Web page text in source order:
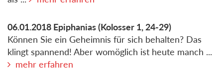
06.01.2018 Epiphanias(Kolosser 1, 24-29)
Können Sie ein Geheimnis für sich behalten? Das
klingt spannend! Aber womöglich ist heute manch ...
mehr erfahren